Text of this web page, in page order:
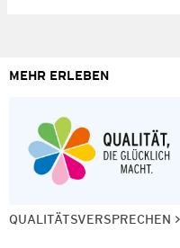
MEHR ERLEBEN
QUALITÄTSVERSPRECHEN